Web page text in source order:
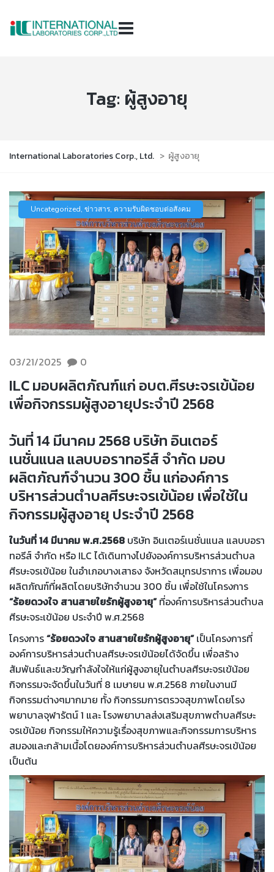
Tag: ผู้สูงอายุ
International Laboratories Corp., Ltd. > ผู้สูงอายุ
Uncategorized, ข่าวสาร, ความรับผิดชอบต่อสังคม
03/21/2025 0
ILC มอบผลิตภัณฑ์แก่ อบต.ศีรษะจรเข้น้อย
เพื่อกิจกรรมผู้สูงอายุประจำปี 2568
วันที่ 14 มีนาคม 2568 บริษัท อินเตอร์
เนชั่นแนล แลบบอราทอรีส์ จำกัด มอบ
ผลิตภัณฑ์จำนวน 300 ชิ้น แก่องค์การ
บริหารส่วนตำบลศีรษะจรเข้น้อย เพื่อใช้ใน
กิจกรรมผู้สูงอายุ ประจำปี 2568
ในวันที่ 14 มีนาคม พ.ศ.2568 บริษัท อินเตอร์เนชั่นแนล แลบบอรา
ทอรีส์ จำกัด หรือ ILC ได้เดินทางไปยังองค์การบริหารส่วนตำบล
ศีรษะจรเข้น้อย ในอำเภอบางเสาธง จังหวัดสมุทรปราการ เพื่อมอบ
ผลิตภัณฑ์ที่ผลิตโดยบริษัทจำนวน 300 ชิ้น เพื่อใช้ในโครงการ
“ร้อยดวงใจ สานสายใยรักผู้สูงอายุ”ที่องค์การบริหารส่วนตำบล
ศีรษะจระเข้น้อย ประจำปี พ.ศ.2568
โครงการ“ร้อยดวงใจ สานสายใยรักผู้สูงอายุ”เป็นโครงการที่
องค์การบริหารส่วนตำบลศีรษะจรเข้น้อยได้จัดขึ้น เพื่อสร้าง
สัมพันธ์และขวัญกำลังใจให้แก่ผู้สูงอายุในตำบลศีรษะจรเข้น้อย
กิจกรรมจะจัดขึ้นในวันที่ 8 เมษายน พ.ศ.2568 ภายในงานมี
กิจกรรมต่างๆมากมาย ทั้ง กิจกรรมการตรวจสุขภาพโดยโรง
พยาบาลจุฬารัตน์ 1 และ โรงพยาบาลส่งเสริมสุขภาพตำบลศีรษะ
จรเข้น้อย กิจกรรมให้ความรู้เรื่องสุขภาพและกิจกรรมการบริหาร
สมองและกล้ามเนื้อโดยองค์การบริหารส่วนตำบลศีรษะจรเข้น้อย
เป็นต้น